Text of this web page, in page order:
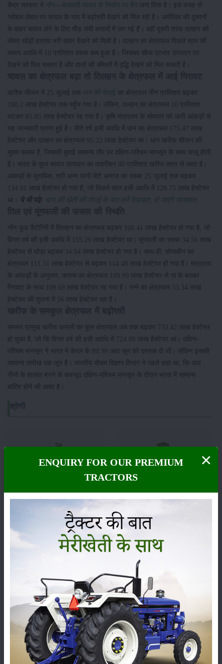
केंद्र सरकार ने नॉन—बासमती चावल के निर्यात पर बैन लगा दिया है। इस वजह से
ग्लोबल लेवल पर चावल के भाव में बढ़ोत्तरी देखने को मिल रही है। अमेरिका की दुकानों
के बाहर चावल लेने के लिए भीड़ लंबी कतारों में लग गई हैं। वहीं दूसरी तरफ दलहन को
लेकर थोड़ी हताशा भरी खबर देखने को मिली है। दलहन का क्षेत्रफल पिछले साल की
समान अवधि में 10 प्रतिशत रकबा कम हुआ है। जिसका सीधा प्रभाव उत्पादन पर
देखने को मिल सकता है और दालों की कीमतों में वृद्धि देखने को मिल सकती है।
खरीफ सीजन में 25 जुलाई तक धान की रोपाई
का क्षेत्रफल तीन प्रतिशत बढ़कर
180.2 लाख हेक्टेयर तक पहुँच गया है। लेकिन, दलहन का क्षेत्रफल 10 प्रतिशत
घटकर 85.85 लाख हेक्टेयर रह गया है। कृषि मंत्रालय के सोमवार को जारी आंकड़ों से
यह जानकारी प्राप्त हुई है। बीते वर्ष इसी अवधि में धान का क्षेत्रफल 175.47 लाख
हेक्टेयर और दलहन का क्षेत्रफल 95.22 लाख हेक्टेयर था। धान खरीफ सीजन की
मुख्य फसल है, जिसकी बुवाई सामान्य तौर पर दक्षिण-पश्चिम मानसून के साथ चालू होती
है। भारत के कुल चावल उत्पादन का तकरीबन 80 प्रतिशत खरीफ सत्र से आता है।
आंकड़ों के मुताबिक, श्री अन्न यानी मोटे अनाज का रकबा 25 जुलाई तक बढ़कर
134.91 लाख हेक्टेयर हो गया है, जो पिछले साल इसी अवधि में 128.75 लाख हेक्टेयर
था।
ये भी पढ़े: धान की खेती की रोपाई के बाद करें देखभाल, हो जाएंगे मालामाल
नॉन फूड कैटेगिरी में तिलहन का क्षेत्रफल बढ़कर 160.41 लाख हेक्टेयर हो गया है, जो
विगत वर्ष की इसी अवधि में 155.29 लाख हेक्टेयर था। मूंगफली का रकबा 34.56 लाख
हेक्टेयर से थोड़ा बढ़कर 34.94 लाख हेक्टेयर हो गया है। साथ ही, सोयाबीन का
क्षेत्रफल 111.31 लाख हेक्टेयर से बढ़कर 114.48 लाख हेक्टेयर हो गया है। मंत्रालय
के आंकड़ों के अनुसार, कपास का क्षेत्रफल 109.99 लाख हेक्टेयर से ना के बराबर
गिरावट के साथ 109.69 लाख हेक्टेयर रह गया है। गन्ने का क्षेत्रफल 53.34 लाख
हेक्टेयर की तुलना में 56 लाख हेक्टेयर रहा है।
समस्त प्रमुख खरीफ फसलों का कुल क्षेत्रफल अब तक बढ़कर 733.42 लाख हेक्टेयर
हो चुका है, जो कि विगत वर्ष की इसी अवधि में 724.99 लाख हेक्टेयर था। दक्षिण-
पश्चिम मानसून ने भारत में केरल के तट पर आठ जून को दस्तक दी थी। लेकिन इसकी
सामान्य तारीख एक जून है। भारतीय मौसम विज्ञान विभाग ने पहले कहा था, कि अल
नीनो के हालात बनने के बावजूद दक्षिण-पश्चिम मानसून के दौरान भारत में सामान्य
बारिश होने की आशा है।
फसल भंडारण
कीटनाशक
कृषि यंत्र
सम्पादकीय अन्य
ENQUIRY FOR OUR PREMIUM
TRACTORS